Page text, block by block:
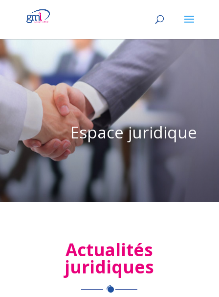
Espace juridique
Actualités
juridiques